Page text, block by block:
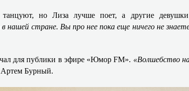
но Лиза лучше поет, а другие
нашей стране. Вы про нее пока еще ничего не
для публики в эфире «ЮморFM». «Волшебство
Бурный.